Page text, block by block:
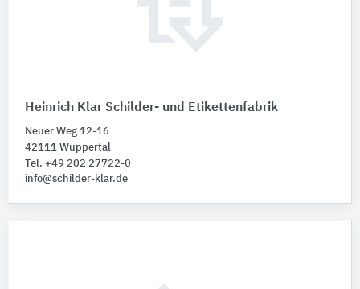
Heinrich Klar Schilder- und Etikettenfabrik
Neuer Weg 12-16
42111 Wuppertal
Tel. +49 202 27722-0
info@schilder-klar.de